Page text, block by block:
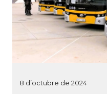
8 d’octubre de 2024